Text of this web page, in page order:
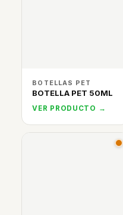
BOTELLAS PET
BOTELLA PET 50ML
VER PRODUCTO →